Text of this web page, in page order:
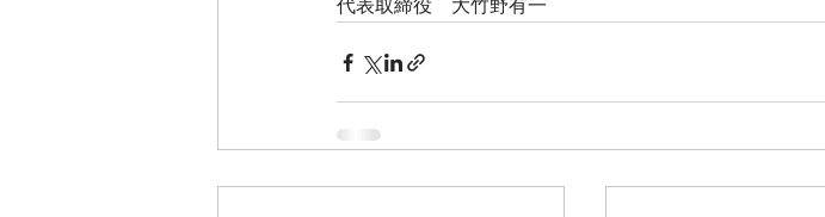
代表取締役　大竹野有一